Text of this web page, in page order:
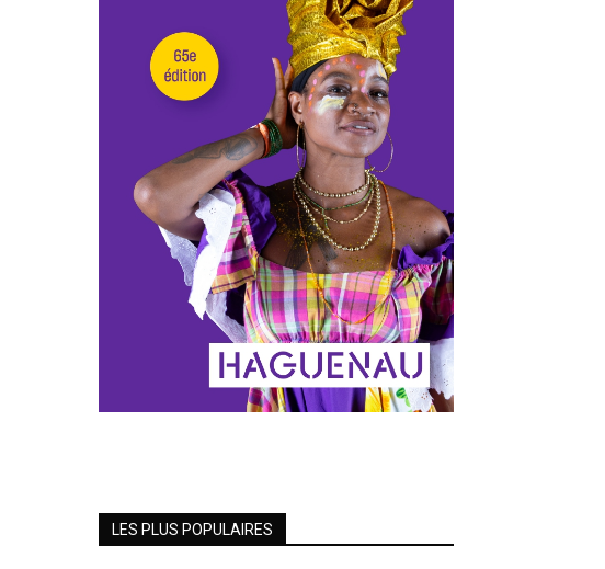
LES PLUS POPULAIRES